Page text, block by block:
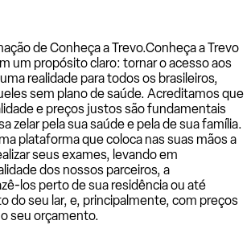
de Conheça a Trevo.Conheça a Trevo
um propósito claro: tornar o acesso aos
realidade para todos os brasileiros,
sem plano de saúde. Acreditamos que
e preços justos são fundamentais
zelar pela sua saúde e pela de sua família.
plataforma que coloca nas suas mãos a
seus exames, levando em
dos nossos parceiros, a
los perto de sua residência ou até
do seu lar, e, principalmente, com preços
seu orçamento.